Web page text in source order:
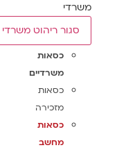
משרדי
סגור ריהוט משרדי
כסאות
משרדיים
כסאות
מזכירה
כסאות
מחשב